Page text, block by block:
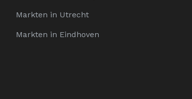
Markten in Utrecht
Markten in Eindhoven